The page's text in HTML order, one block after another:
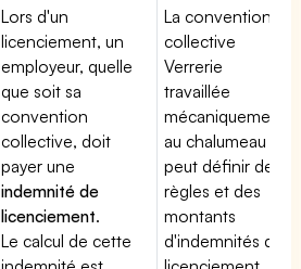
Lors d'un
licenciement, un
employeur, quelle
que soit sa
convention
collective, doit
payer une
indemnité de
licenciement.
Le calcul de cette
La convention
collective
Verrerie
travaillée
mécaniquement
au chalumeau
peut définir des
règles et des
montants
d'indemnités de